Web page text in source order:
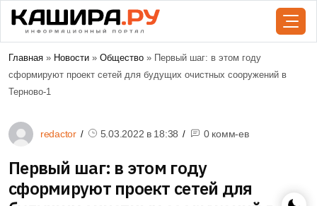
Главная » Новости » Общество » Первый шаг: в этом году
сформируют проект сетей для будущих очистных сооружений в
Терново-1
redactor 5.03.2022 в 18:38 0 комм-ев
Первый шаг: в этом году
сформируют проект сетей для